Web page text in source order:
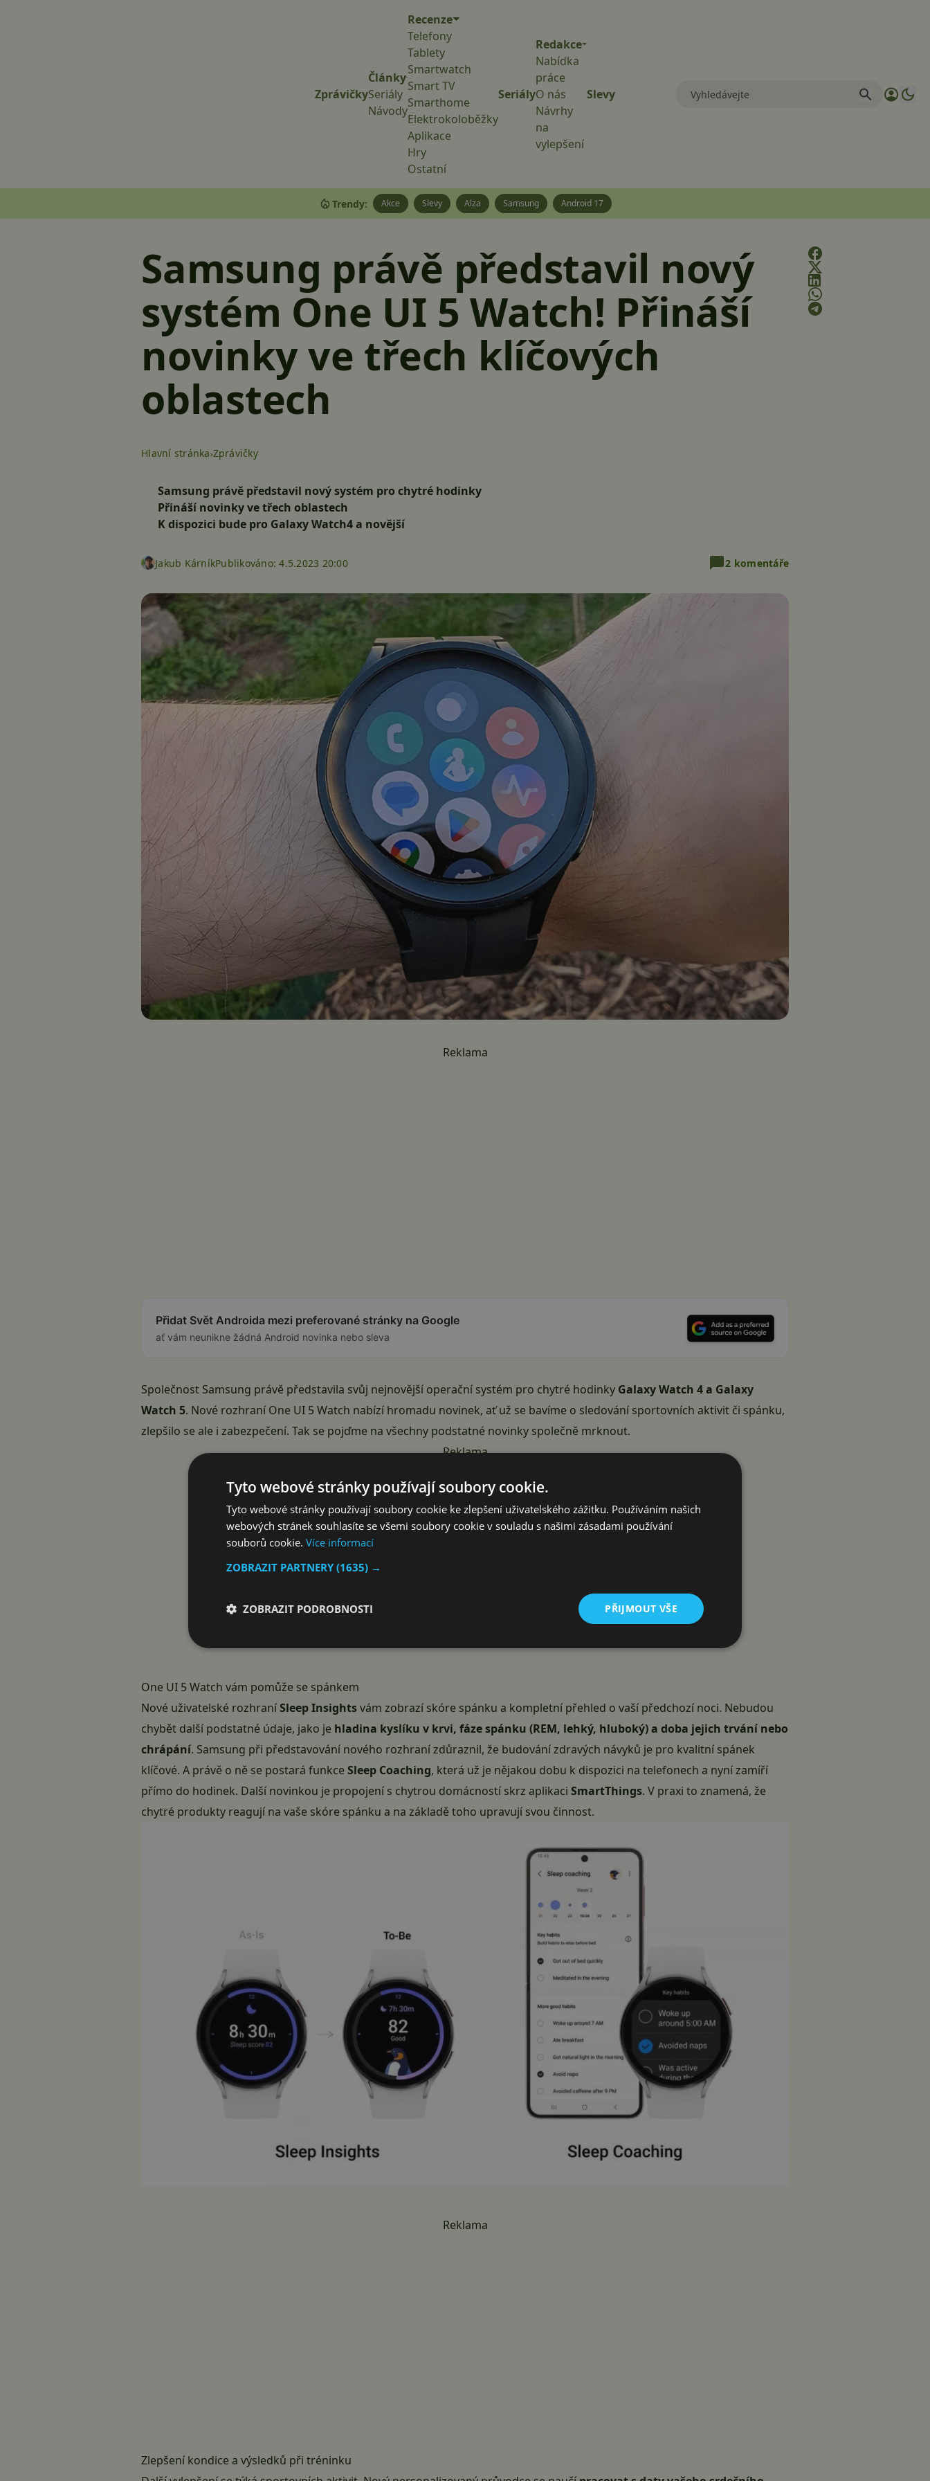
Zprávičky
Články
Seriály
Návody
Recenze
Telefony
Tablety
Smartwatch
Smart TV
Smarthome
Elektrokoloběžky
Aplikace
Hry
Ostatní
Seriály
Redakce
Nabídka
práce
O nás
Návrhy
na
vylepšení
Slevy
Trendy: Akce Slevy Alza Samsung Android 17
Samsung právě představil nový
systém One UI 5 Watch! Přináší
novinky ve třech klíčových
oblastech
Hlavní stránka Zprávičky
Samsung právě představil nový systém pro chytré hodinky
Přináší novinky ve třech oblastech
K dispozici bude pro Galaxy Watch4 a novější
Jakub KárníkPublikováno:4.5.2023 20:00 2 komentáře
Reklama
Přidat Svět Androida mezi preferované stránky na Google
ať vám neunikne žádná Android novinka nebo sleva
Společnost Samsung právě představila svůj nejnovější operační systém pro chytré hodinky Galaxy Watch 4 a Galaxy
Watch 5. Nové rozhraní One UI 5 Watch nabízí hromadu novinek, ať už se bavíme o sledování sportovních aktivit či spánku,
zlepšilo se ale i zabezpečení. Tak se pojďme na všechny podstatné novinky společně mrknout.
Reklama
One UI 5 Watch vám pomůže se spánkem
Nové uživatelské rozhraníSleep Insightsvám zobrazí skóre spánku a kompletní přehled o vaší předchozí noci. Nebudou
chybět další podstatné údaje, jako je hladina kyslíku v krvi, fáze spánku (REM, lehký, hluboký) a doba jejich trvání nebo
chrápání. Samsung při představování nového rozhraní zdůraznil, že budování zdravých návyků je pro kvalitní spánek
klíčové. A právě o ně se postará funkceSleep Coaching, která už je nějakou dobu k dispozici na telefonech a nyní zamíří
přímo do hodinek. Další novinkou je propojení s chytrou domácností skrz aplikaci SmartThings. V praxi to znamená, že
chytré produkty reagují na vaše skóre spánku a na základě toho upravují svou činnost.
Reklama
Zlepšení kondice a výsledků při tréninku
Tyto webové stránky používají soubory cookie.
Tyto webové stránky používají soubory cookie ke zlepšení uživatelského zážitku. Používáním našich
webových stránek souhlasíte se všemi soubory cookie v souladu s našimi zásadami používání
souborů cookie. Více informací
ZOBRAZIT PARTNERY(1635) →
PŘIJMOUT VŠE
ZOBRAZIT PODROBNOSTI